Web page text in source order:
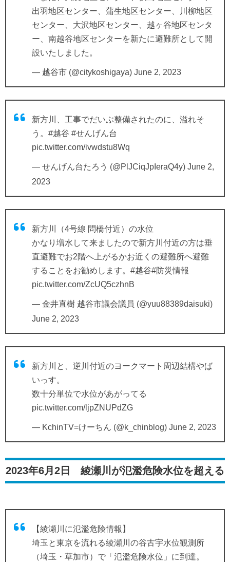
出羽地区センター、蒲生地区センター、川柳地区
センター、大沢地区センター、越ヶ谷地区センタ
ー、南越谷地区センターを新たに避難所として開
設いたしました。
— 越谷市 (@citykoshigaya) June 2, 2023
新方川、工事でだいぶ整備されたのに、溢れそ
う。 #越谷 #せんげん台
pic.twitter.com/ivwdstu8Wq
— せんげん台たろう (@PlJCiqJpIeraQ4y) June 2,
2023
新方川（4号線 問橋付近）の水位
かなり増水して来ましたので新方川付近の方は垂
直避難でお2階へ上がるかお近くの避難所へ避難
することをお勧めします。 #越谷#防災情報
pic.twitter.com/ZcUQ5czhnB
— 金井直樹 越谷市議会議員 (@yuu88389daisuki)
June 2, 2023
新方川と、逆川付近のヨークマート周辺結構やば
いっす。
数十分単位で水位があがってる
pic.twitter.com/ljpZNUPdZG
— KchinTV=けーちん (@k_chinblog) June 2, 2023
2023年6月2日 綾瀬川が氾濫危険水位を超える
【綾瀬川に氾濫危険情報】
埼玉と東京を流れる綾瀬川の谷古宇水位観測所
（埼玉・草加市）で「氾濫危険水位」に到達。